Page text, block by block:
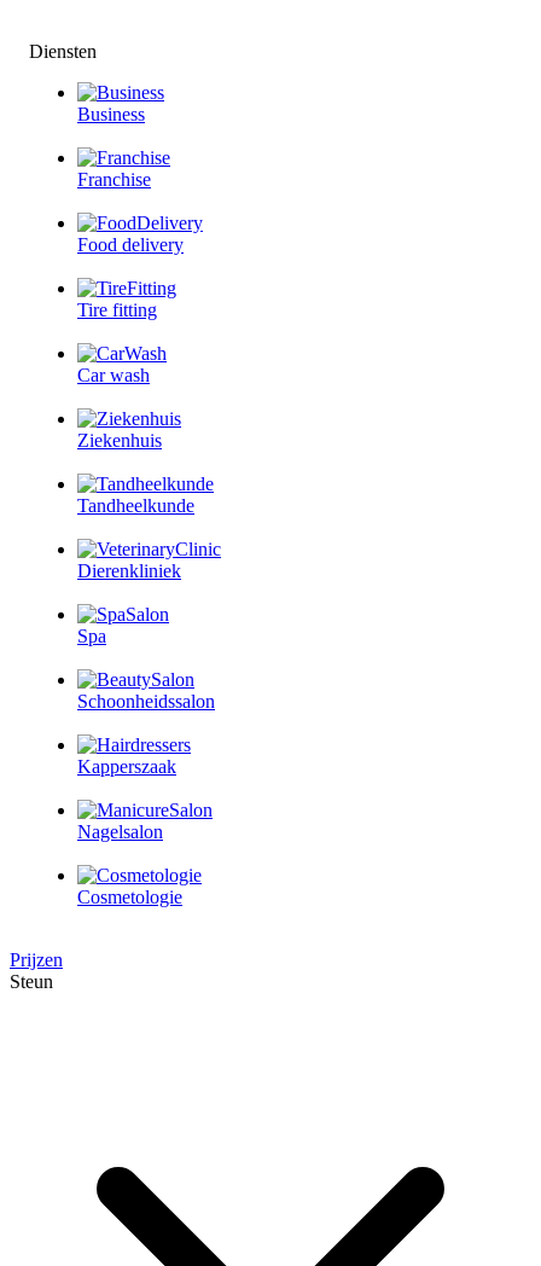
Diensten
Business
Franchise
Food delivery
Tire fitting
Car wash
Ziekenhuis
Tandheelkunde
Dierenkliniek
Spa
Schoonheidssalon
Kapperszaak
Nagelsalon
Cosmetologie
Prijzen
Steun